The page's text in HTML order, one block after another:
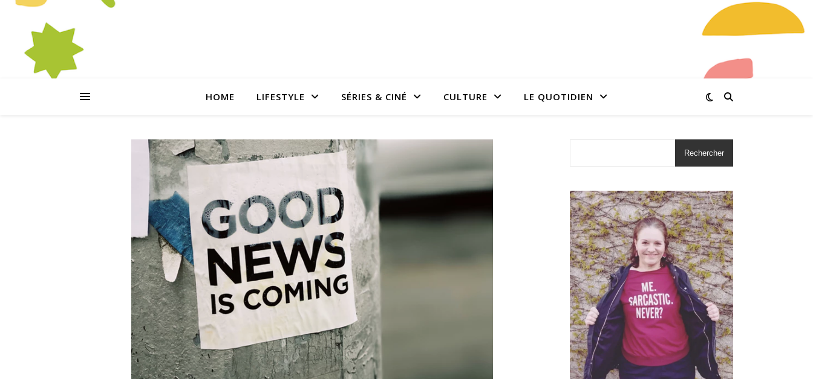
HOME LIFESTYLE SÉRIES & CINÉ CULTURE LE QUOTIDIEN
Rechercher